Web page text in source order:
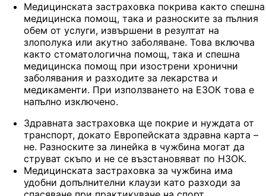
Медицинската застраховка покрива както спешна
медицинска помощ, така и разноските за пълния
обем от услуги, извършени в резултат на
злополука или акутно заболяване. Това включва
както стоматологична помощ, така и спешна
медицинска помощ при изострени хронични
заболявания и разходите за лекарства и
медикаменти. При използването на ЕЗОК това е
напълно изключено.
Здравната застраховка ще покрие и нуждата от
транспорт, докато Европейската здравна карта –
не. Разноските за линейка в чужбина могат да
струват скъпо и не се възстановяват по НЗОК.
Медицинската застраховка за чужбина има
удобни допълнителни клаузи като разходи за